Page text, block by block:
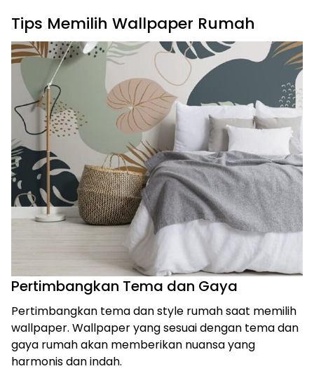
Tips Memilih Wallpaper Rumah
Pertimbangkan Tema dan Gaya
Pertimbangkan tema dan style rumah saat memilih
wallpaper. Wallpaper yang sesuai dengan tema dan
gaya rumah akan memberikan nuansa yang
harmonis dan indah.